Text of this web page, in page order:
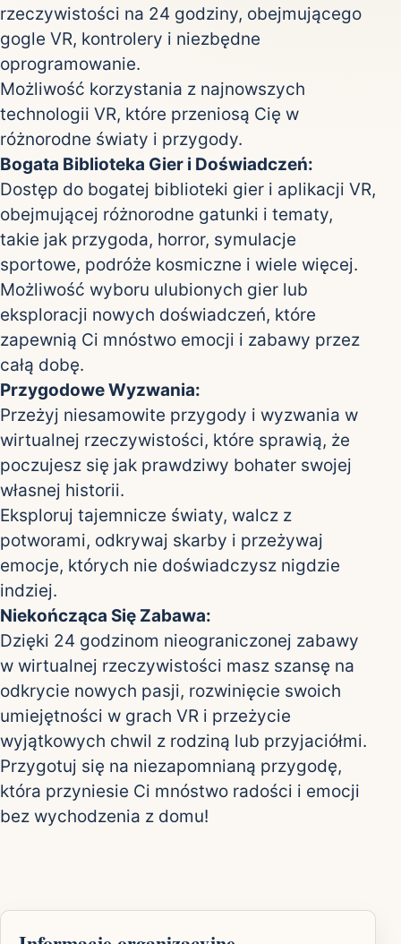
rzeczywistości na 24 godziny, obejmującego
gogle VR, kontrolery i niezbędne
oprogramowanie.
Możliwość korzystania z najnowszych
technologii VR, które przeniosą Cię w
różnorodne światy i przygody.
Bogata Biblioteka Gier i Doświadczeń:
Dostęp do bogatej biblioteki gier i aplikacji VR,
obejmującej różnorodne gatunki i tematy,
takie jak przygoda, horror, symulacje
sportowe, podróże kosmiczne i wiele więcej.
Możliwość wyboru ulubionych gier lub
eksploracji nowych doświadczeń, które
zapewnią Ci mnóstwo emocji i zabawy przez
całą dobę.
Przygodowe Wyzwania:
Przeżyj niesamowite przygody i wyzwania w
wirtualnej rzeczywistości, które sprawią, że
poczujesz się jak prawdziwy bohater swojej
własnej historii.
Eksploruj tajemnicze światy, walcz z
potworami, odkrywaj skarby i przeżywaj
emocje, których nie doświadczysz nigdzie
indziej.
Niekończąca Się Zabawa:
Dzięki 24 godzinom nieograniczonej zabawy
w wirtualnej rzeczywistości masz szansę na
odkrycie nowych pasji, rozwinięcie swoich
umiejętności w grach VR i przeżycie
wyjątkowych chwil z rodziną lub przyjaciółmi.
Przygotuj się na niezapomnianą przygodę,
która przyniesie Ci mnóstwo radości i emocji
bez wychodzenia z domu!